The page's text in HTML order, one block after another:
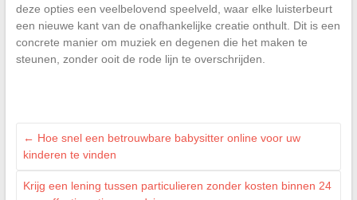
deze opties een veelbelovend speelveld, waar elke luisterbeurt
een nieuwe kant van de onafhankelijke creatie onthult. Dit is een
concrete manier om muziek en degenen die het maken te
steunen, zonder ooit de rode lijn te overschrijden.
← Hoe snel een betrouwbare babysitter online voor uw
kinderen te vinden
Krijg een lening tussen particulieren zonder kosten binnen 24